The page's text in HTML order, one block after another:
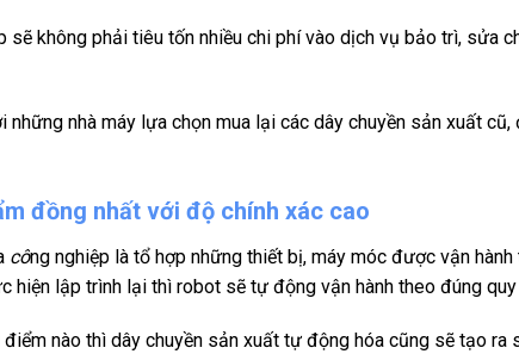
sẽ không phải tiêu tốn nhiều chi phí vào dịch vụ bảo trì, sửa
những nhà máy lựa chọn mua lại các dây chuyền sản xuất
đồng nhất với độ chính xác cao
công nghiệp là tổ hợp những thiết bị, máy móc được vận
hiện lập trình lại thì robot sẽ tự động vận hành theo đúng
nào thì dây chuyền sản xuất tự động hóa cũng sẽ tạo